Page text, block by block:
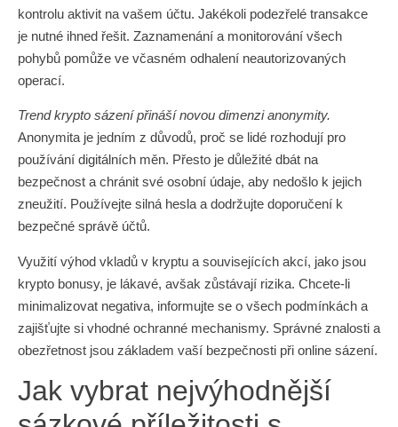
kontrolu aktivit na vašem účtu. Jakékoli podezřelé transakce
je nutné ihned řešit. Zaznamenání a monitorování všech
pohybů pomůže ve včasném odhalení neautorizovaných
operací.
Trend krypto sázení přináší novou dimenzi anonymity.
Anonymita je jedním z důvodů, proč se lidé rozhodují pro
používání digitálních měn. Přesto je důležité dbát na
bezpečnost a chránit své osobní údaje, aby nedošlo k jejich
zneužití. Používejte silná hesla a dodržujte doporučení k
bezpečné správě účtů.
Využití výhod vkladů v kryptu a souvisejících akcí, jako jsou
krypto bonusy, je lákavé, avšak zůstávají rizika. Chcete-li
minimalizovat negativa, informujte se o všech podmínkách a
zajišťujte si vhodné ochranné mechanismy. Správné znalosti a
obezřetnost jsou základem vaší bezpečnosti při online sázení.
Jak vybrat nejvýhodnější